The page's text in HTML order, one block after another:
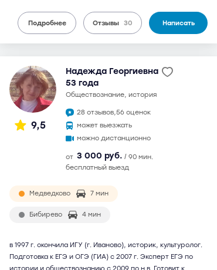
Подробнее Отзывы 30 Написать
9,5
Надежда Георгиевна
53 года
обществознание, история
28 отзывов,56 оценок
может выезжать
можно дистанционно
от 3 000 руб. / 90 мин.
бесплатный выезд
Медведково 7 мин
Бибирево 4 мин
в 1997 г. окончила ИГУ (г. Иваново), историк, культуролог.
Подготовка к ЕГЭ и ОГЭ (ГИА) с 2007 г. Эксперт ЕГЭ по